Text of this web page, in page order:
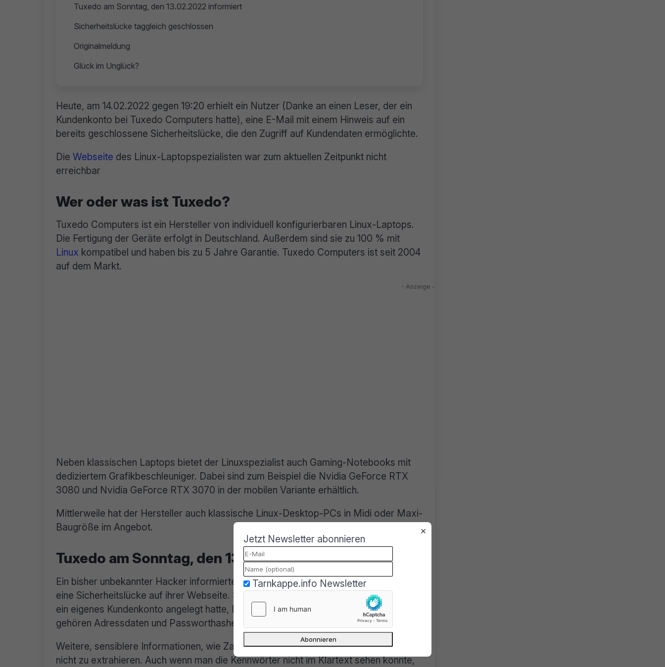
Tuxedo am Sonntag, den 13.02.2022 informiert
Sicherheitslücke taggleich geschlossen
Originalmeldung
Glück im Unglück?
Heute, am 14.02.2022 gegen 19:20 erhielt ein Nutzer (Danke an einen Leser, der ein
Kundenkonto bei Tuxedo Computers hatte), eine E-Mail mit einem Hinweis auf ein
bereits geschlossene Sicherheitslücke, die den Zugriff auf Kundendaten ermöglichte.
Die Webseite des Linux-Laptopspezialisten war zum aktuellen Zeitpunkt nicht
erreichbar
Wer oder was ist Tuxedo?
Tuxedo Computers ist ein Hersteller von individuell konfigurierbaren Linux-Laptops.
Die Fertigung der Geräte erfolgt in Deutschland. Außerdem sind sie zu 100 % mit
Linux kompatibel und haben bis zu 5 Jahre Garantie. Tuxedo Computers ist seit 2004
auf dem Markt.
Neben klassischen Laptops bietet der Linuxspezialist auch Gaming-Notebooks mit
dediziertem Grafikbeschleuniger. Dabei sind zum Beispiel die Nvidia GeForce RTX
3080 und Nvidia GeForce RTX 3070 in der mobilen Variante erhältlich.
Mittlerweile hat der Hersteller auch klassische Linux-Desktop-PCs in Midi oder Maxi-
Baugröße im Angebot.
Tuxedo am Sonntag, den 13.02.2022 informiert
Ein bisher unbekannter Hacker informierte Tuxedo Computers am 13.02.2022 über
eine Sicherheitslücke auf ihrer Webseite. Sie erlaubte es einem Angreifer, sofern er
ein eigenes Kundenkonto angelegt hatte, Daten anderer Nutzer abzugreifen. Dazu
gehören Adressdaten und Passworthashes.
Weitere, sensiblere Informationen, wie Zahlungsdaten waren über die genannte Lücke
nicht zu extrahieren. Auch wenn man die Kennwörter nicht im Klartext sehen konnte,
×
Jetzt Newsletter abonnieren
Tarnkappe.info Newsletter